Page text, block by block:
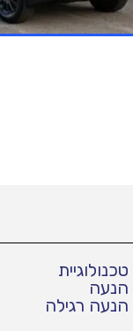
טכנולוגיית
הנעה
הנעה רגילה